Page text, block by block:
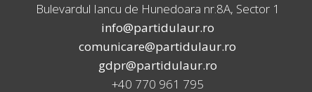
Bulevardul Iancu de Hunedoara nr.8A, Sector 1
info@partidulaur.ro
comunicare@partidulaur.ro
gdpr@partidulaur.ro
+40 770 961 795